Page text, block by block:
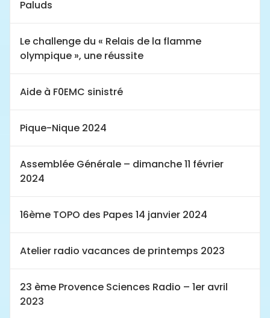
Paluds
Le challenge du « Relais de la flamme
olympique », une réussite
Aide à F0EMC sinistré
Pique-Nique 2024
Assemblée Générale – dimanche 11 février
2024
16ème TOPO des Papes 14 janvier 2024
Atelier radio vacances de printemps 2023
23 ème Provence Sciences Radio – 1er avril
2023